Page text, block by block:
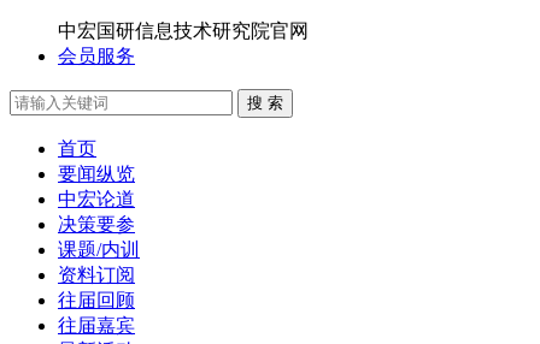
中宏国研信息技术研究院官网
会员服务
搜 索
首页
要闻纵览
中宏论道
决策要参
课题/内训
资料订阅
往届回顾
往届嘉宾